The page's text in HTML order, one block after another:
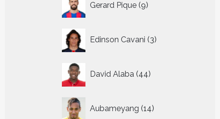
Gerard Pique 9
producten
Edinson Cavani 3
producten
David Alaba 44
producten
Aubameyang 14
producten